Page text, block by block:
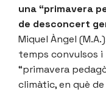
una “primavera
de desconcert
Miquel Àngel
temps convulsos
“primavera
climàtic, en què